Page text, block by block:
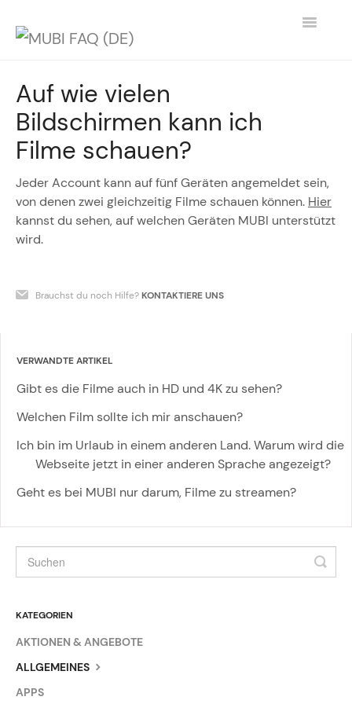
Toggle
GEHE ZURÜCK ZU MUBI.COM
Auf wie vielen
Bildschirmen kann ich
Filme schauen?
Jeder Account kann auf fünf Geräten angemeldet sein,
von denen zwei gleichzeitig Filme schauen können. Hier
kannst du sehen, auf welchen Geräten MUBI unterstützt
wird.
Brauchst du noch Hilfe?KONTAKTIERE UNS
VERWANDTE ARTIKEL
Gibt es die Filme auch in HD und 4K zu sehen?
Welchen Film sollte ich mir anschauen?
Ich bin im Urlaub in einem anderen Land. Warum wird die
Webseite jetzt in einer anderen Sprache angezeigt?
Geht es bei MUBI nur darum, Filme zu streamen?
KATEGORIEN
AKTIONEN & ANGEBOTE
ALLGEMEINES
APPS